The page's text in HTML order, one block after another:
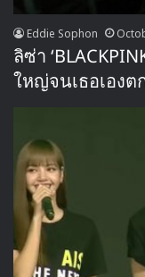
Eddie Sophon
ลิซ่า
ใหญ่จนเธอเองต